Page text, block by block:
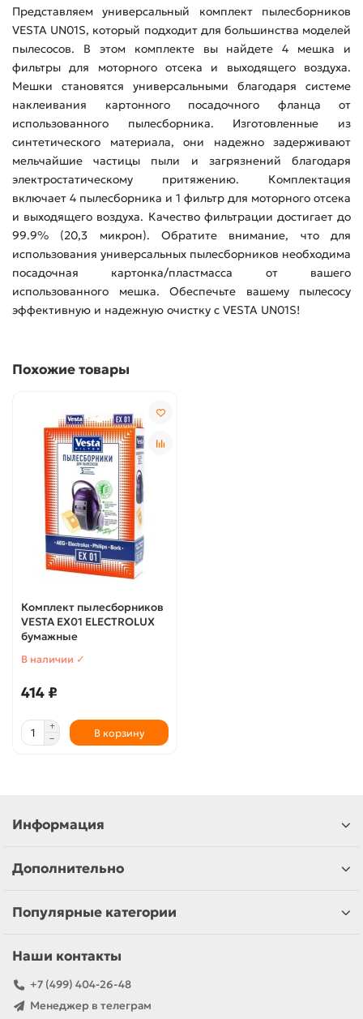
Представляем универсальный комплект пылесборников
VESTA UN01S, который подходит для большинства моделей
пылесосов. В этом комплекте вы найдете 4 мешка и
фильтры для моторного отсека и выходящего воздуха.
Мешки становятся универсальными благодаря системе
наклеивания картонного посадочного фланца от
использованного пылесборника. Изготовленные из
синтетического материала, они надежно задерживают
мельчайшие частицы пыли и загрязнений благодаря
электростатическому притяжению. Комплектация
включает 4 пылесборника и 1 фильтр для моторного отсека
и выходящего воздуха. Качество фильтрации достигает до
99.9% (20,3 микрон). Обратите внимание, что для
использования универсальных пылесборников необходима
посадочная картонка/пластмасса от вашего
использованного мешка. Обеспечьте вашему пылесосу
эффективную и надежную очистку с VESTA UN01S!
Похожие товары
Комплект пылесборников
VESTA EX01 ELECTROLUX
бумажные
В наличии ✓
414 ₽
В корзину
Информация
Дополнительно
Популярные категории
Наши контакты
+7 (499) 404-26-48
Менеджер в телеграм